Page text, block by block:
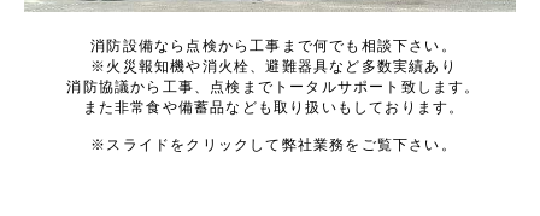
消防設備なら点検から工事まで何でも相談下さい。
※火災報知機や消火栓、避難器具など多数実績あり
消防協議から工事、点検までトータルサポート致します。
また非常食や備蓄品なども取り扱いもしております。
※スライドをクリックして弊社業務をご覧下さい。